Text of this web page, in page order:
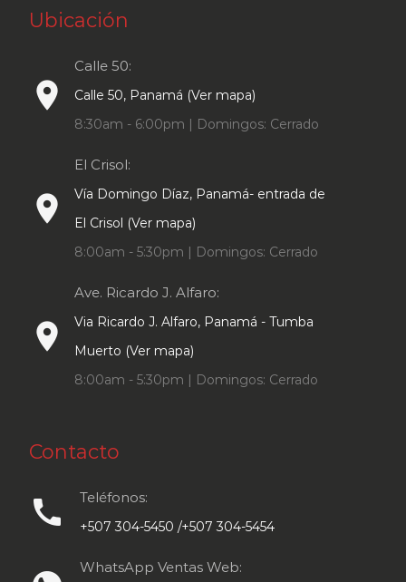
Ubicación
place
Calle 50:
Calle 50, Panamá (Ver mapa)
8:30am - 6:00pm | Domingos: Cerrado
place
El Crisol:
Vía Domingo Díaz, Panamá- entrada de
El Crisol (Ver mapa)
8:00am - 5:30pm | Domingos: Cerrado
place
Ave. Ricardo J. Alfaro:
Via Ricardo J. Alfaro, Panamá - Tumba
Muerto (Ver mapa)
8:00am - 5:30pm | Domingos: Cerrado
Contacto
call Teléfonos:
+507 304-5450 /+507 304-5454
WhatsApp Ventas Web: